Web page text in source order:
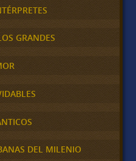
GRANDES
DEL MILENIO